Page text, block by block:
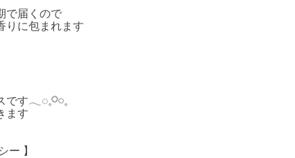
で届くので
りに包まれます
です𓂃◌‬𓈒𓋪‪𓏸︎︎︎︎⁡𓈒
ます
ー 】